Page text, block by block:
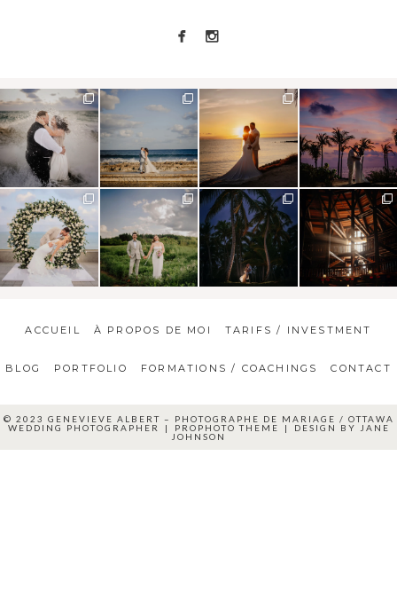
ACCUEIL À PROPOS DE MOI TARIFS / INVESTMENT
BLOG PORTFOLIO FORMATIONS / COACHINGS CONTACT
© 2023 GENEVIEVE ALBERT – PHOTOGRAPHE DE MARIAGE / OTTAWA
WEDDING PHOTOGRAPHER
| PROPHOTO THEME | DESIGN BY
JANE
JOHNSON